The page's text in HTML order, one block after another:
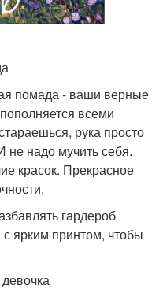
помада - ваши верные
всеми
рука просто
не надо мучить себя.
красок. Прекрасное
гардероб
ярким принтом, чтобы